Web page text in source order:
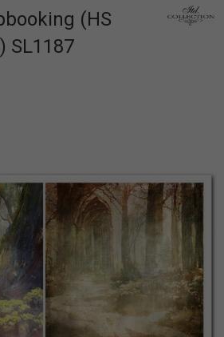
(HS
SL1187